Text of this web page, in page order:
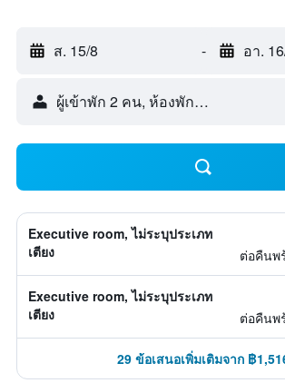
ส. 15/8 - อา.
ผู้เข้าพัก 2 คน, ห้องพัก 1 ห้อง
Executive room, ไม่ระบุประเภท
เตียง
ต่อคืนพ
Executive room, ไม่ระบุประเภท
เตียง
ต่อคืนพ
29 ข้อเสนอเพิ่มเติมจาก ฿